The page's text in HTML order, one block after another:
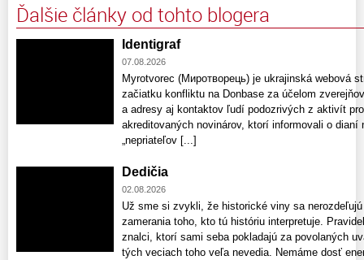
Ďalšie články od tohto blogera
Identigraf
07.08.2026
Myrotvorec (Миротворець) je ukrajinská webová
začiatku konfliktu na Donbase za účelom
a adresy aj kontaktov ľudí podozrivých z aktivít
akreditovaných novinárov, ktorí informovali o dianí
„nepriateľov [...]
Dedičia
02.08.2026
Už sme si zvykli, že historické viny sa
zamerania toho, kto tú históriu interpretuje.
znalci, ktorí sami seba pokladajú za povolaných
tých veciach toho veľa nevedia. Nemáme dosť